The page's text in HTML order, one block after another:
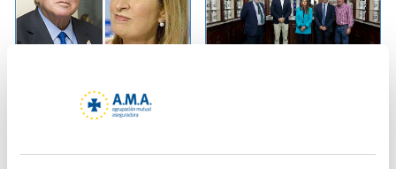
02 junio 2024
A.M.A. eleva un 333%